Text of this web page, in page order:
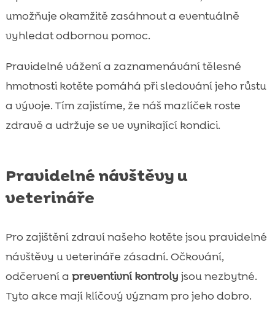
umožňuje okamžitě zasáhnout a eventuálně
vyhledat odbornou pomoc.
Pravidelné vážení a zaznamenávání tělesné
hmotnosti kotěte pomáhá při sledování jeho růstu
a vývoje. Tím zajistíme, že náš mazlíček roste
zdravě a udržuje se ve vynikající kondici.
Pravidelné návštěvy u
veterináře
Pro zajištění zdraví našeho kotěte jsou pravidelné
návštěvy u veterináře zásadní. Očkování,
odčervení a preventivní kontroly jsou nezbytné.
Tyto akce mají klíčový význam pro jeho dobro.